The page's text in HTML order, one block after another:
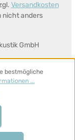
GmbH
Versandkosten
nicht anders
bestmögliche
...